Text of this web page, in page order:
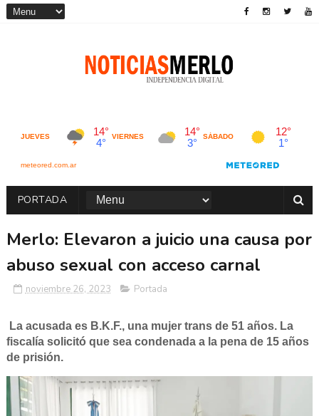
PORTADA
Merlo: Elevaron a juicio una causa por
abuso sexual con acceso carnal
noviembre 26, 2023 Portada
La acusada es B.K.F., una mujer trans de 51 años. La
fiscalía solicitó que sea condenada a la pena de 15 años
de prisión.